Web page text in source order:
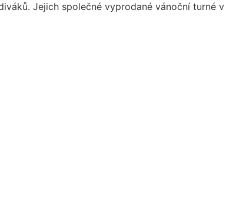
Jejich společné vyprodané vánoční turné v